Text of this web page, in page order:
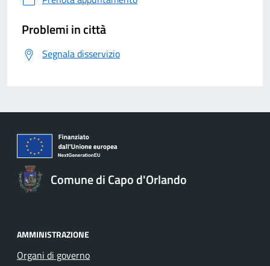
Problemi in città
Segnala disservizio
Comune di Capo d'Orlando
AMMINISTRAZIONE
Organi di governo